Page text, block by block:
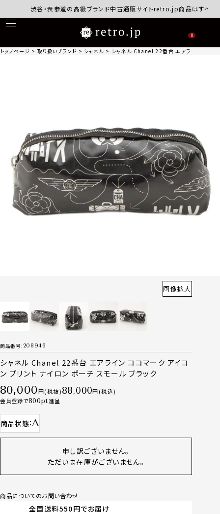
渋谷・表参道の高級ブランド中古通販サイトretro.jp商品はすべて正規
0
トップページ 取り扱いブランド シャネル シャネル Chanel 22番台 エアライン ココマ
画像拡大
商品番号 208946
シャネル Chanel 22番台 エアライン ココマーク アイコ
ン プリント ナイロン ポーチ スモール ブラック
80,000 税抜 88,000
税込
会員登録で800 進呈
商品状態 A
申し訳ございません。
ただいま在庫がございません。
商品についてのお問い合わせ
全国送料550円でお届け